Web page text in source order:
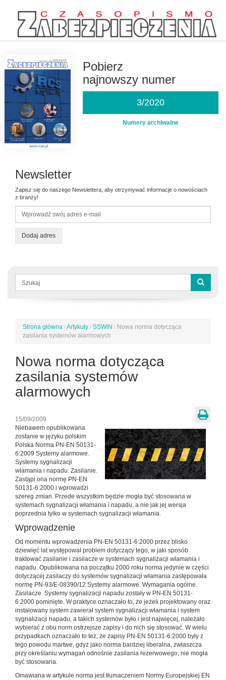
Przejdź
Pobierz
najnowszy numer
3/2020
Numery archiwalne
Newsletter
Zapisz się do naszego Newslettera, aby otrzymywać informacje o nowościach
z branży!
Dodaj adres
Formularz
wyszukiwania
Jesteś
tutaj
Strona główna /Artykuły / SSWiN / Nowa norma dotycząca
zasilania systemów alarmowych
Nowa norma dotycząca
zasilania systemów
alarmowych
15/09/2009
Niebawem opublikowana
zostanie w języku polskim
Polska Norma PN-EN 50131-
6:2009 Systemy alarmowe.
Systemy sygnalizacji
włamania i napadu. Zasilanie.
Zastąpi ona normę PN-EN
50131-6:2000 i wprowadzi
szereg zmian. Przede wszystkim będzie mogła być stosowana w
systemach sygnalizacji włamania i napadu, a nie jak jej wersja
poprzednia tylko w systemach sygnalizacji włamania.
Wprowadzenie
Od momentu wprowadzenia PN-EN 50131-6:2000 przez blisko
dziewięć lat występował problem dotyczący tego, w jaki sposób
traktować zasilanie i zasilacze w systemach sygnalizacji włamania i
napadu. Opublikowana na początku 2000 roku norma jedynie w części
dotyczącej zasilaczy do systemów sygnalizacji włamania zastępowała
normę PN-93/E-08390/12 Systemy alarmowe. Wymagania ogólne.
Zasilacze. Systemy sygnalizacji napadu zostały w PN-EN 50131-
6:2000 pominięte. W praktyce oznaczało to, że jeżeli projektowany oraz
instalowany system zawierał system sygnalizacji włamania i system
sygnalizacji napadu, a takich systemów było i jest najwięcej, należało
wybierać z obu norm ostrzejsze zapisy i do nich się stosować. W wielu
przypadkach oznaczało to też, że zapisy PN-EN 50131-6:2000 były z
tego powodu martwe, gdyż jako norma bardziej liberalna, zwłaszcza
przy określaniu wymagań odnośnie zasilania rezerwowego, nie mogła
być stosowana.
Omawiana w artykule norma jest tłumaczeniem Normy Europejskiej EN